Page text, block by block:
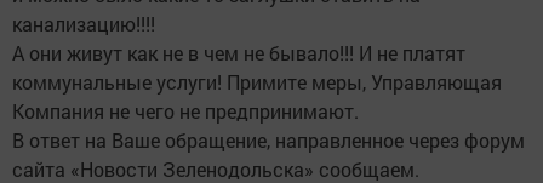
канализацию!!!!
А они живут как не в чем не бывало!!! И не платят
коммунальные услуги! Примите меры, Управляющая
Компания не чего не предпринимают.
В ответ на Ваше обращение, направленное через форум
сайта «Новости Зеленодольска» сообщаем.